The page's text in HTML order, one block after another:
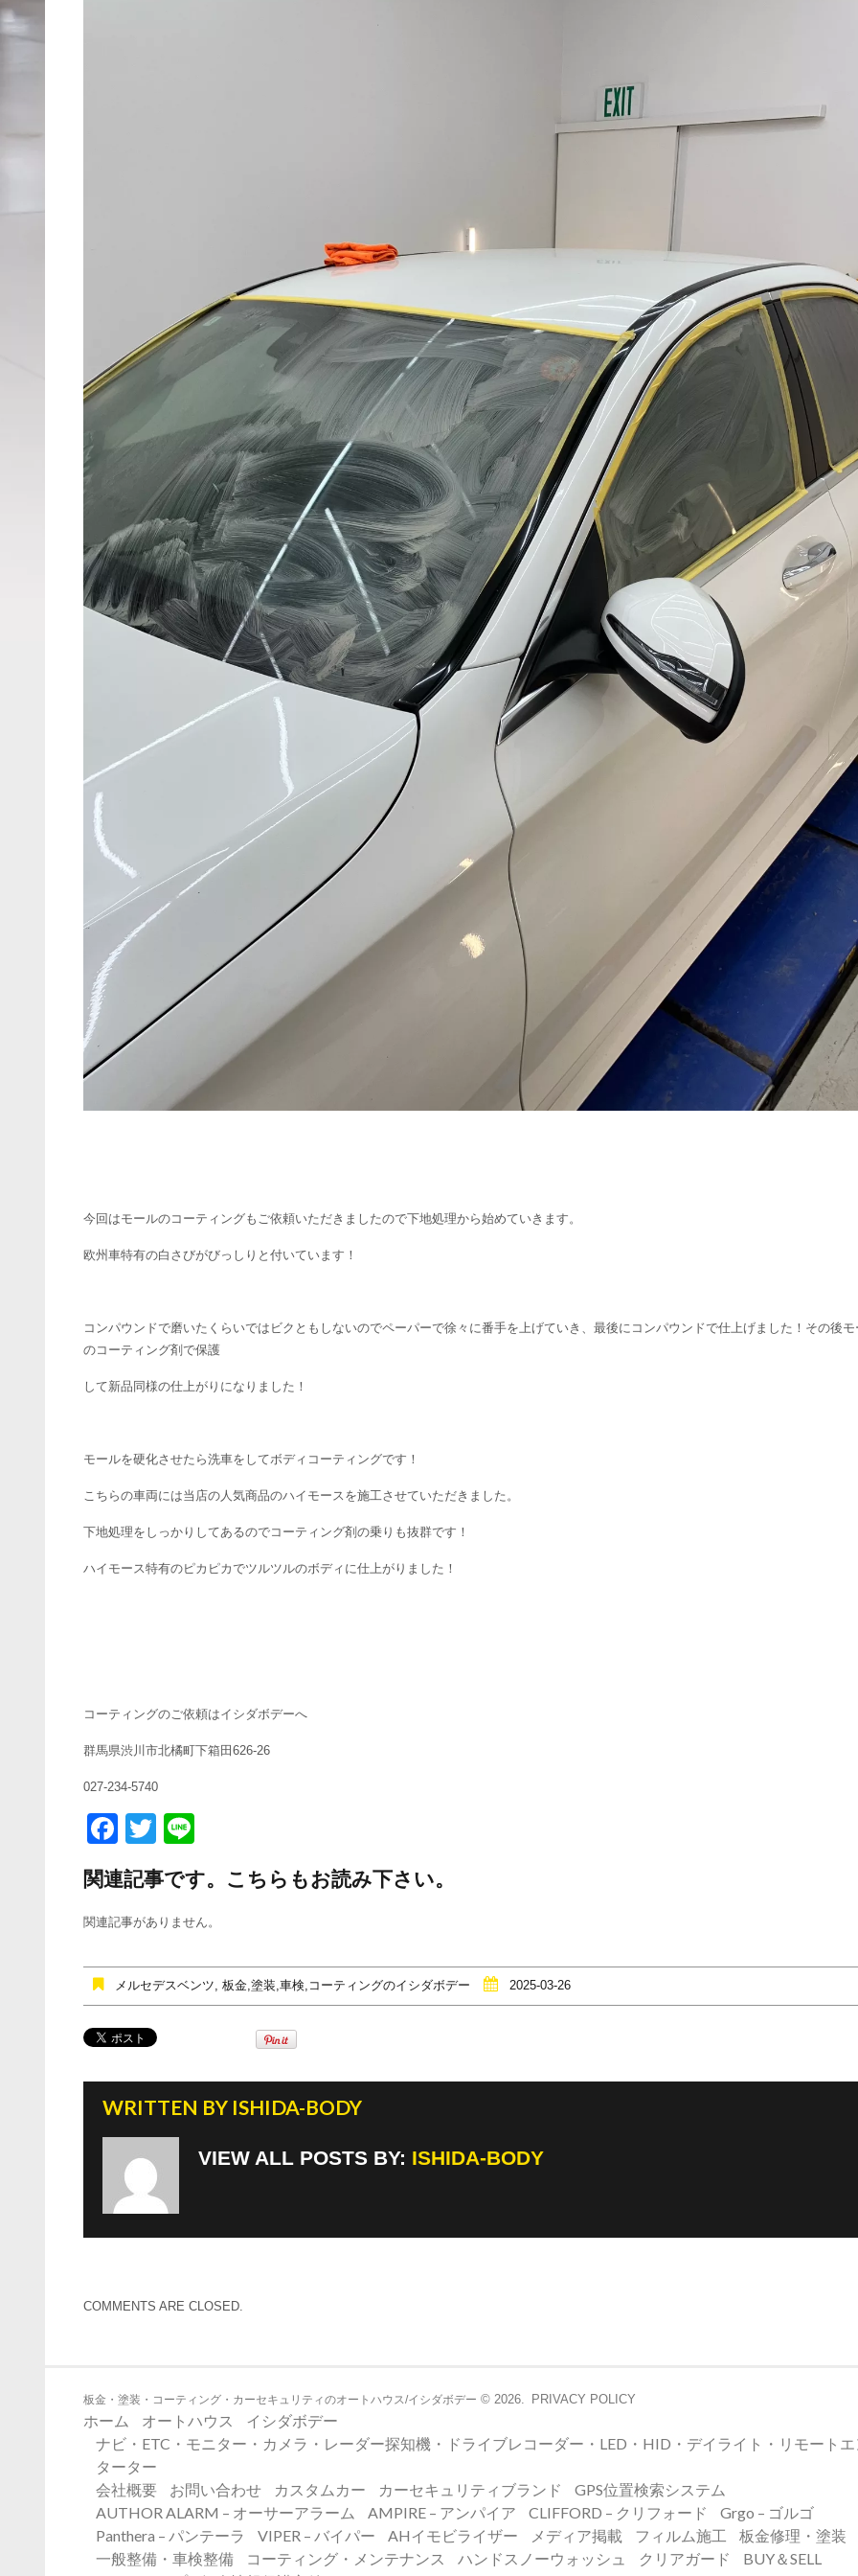
今回はモールのコーティングもご依頼いただきましたので下地処理から始めていきます。
欧州車特有の白さびがびっしりと付いています！
コンパウンドで磨いたくらいではビクともしないのでペーパーで徐々に番手を上げていき、最後にコンパウンドで仕上げました！その後
のコーティング剤で保護
して新品同様の仕上がりになりました！
モールを硬化させたら洗車をしてボディコーティングです！
こちらの車両には当店の人気商品のハイモースを施工させていただきました。
下地処理をしっかりしてあるのでコーティング剤の乗りも抜群です！
ハイモース特有のピカピカでツルツルのボディに仕上がりました！
コーティングのご依頼はイシダボデーへ
群馬県渋川市北橘町下箱田626-26
027-234-5740
F
a
c
e
o
o
k
T
tt
er
e
関連記事です。こちらもお読み下さい。
関連記事がありません。
メルセデスベンツ 板金,塗装,車検,コーティングのイシダボデー 2025-03-26
WRITTEN BY ISHIDA-BODY
VIEW ALL POSTS BY: ISHIDA-BODY
COMMENTS ARE CLOSED.
板金・塗装・コーティング・カーセキュリティのオートハウス/イシダボデー © 2026. PRIVACY POLICY
ホーム オートハウス
イシダボデー
ナビ・ETC・モニター・カメラ・レーダー探知機・ドライブレコーダー・LED・HID・デイライト・リモート
ターター
会社概要
お問い合わせ カスタムカー カーセキュリティブランド
GPS位置検索システム
AUTHOR ALARM – オーサーアラーム
AMPIRE – アンパイア CLIFFORD – クリフォード
Grgo – ゴルゴ
Panthera – パンテーラ
VIPER – バイパー AHイモビライザー メディア掲載 フィルム施工
板金修理・塗装
一般整備・車検整備
コーティング・メンテナンス ハンドスノーウォッシュ クリアガード
BUY＆SELL